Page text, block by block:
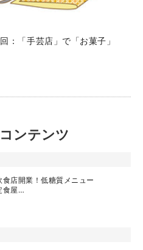
：「手芸店」で「お菓子」
ンテンツ
店開業！低糖質メニュー
食屋…